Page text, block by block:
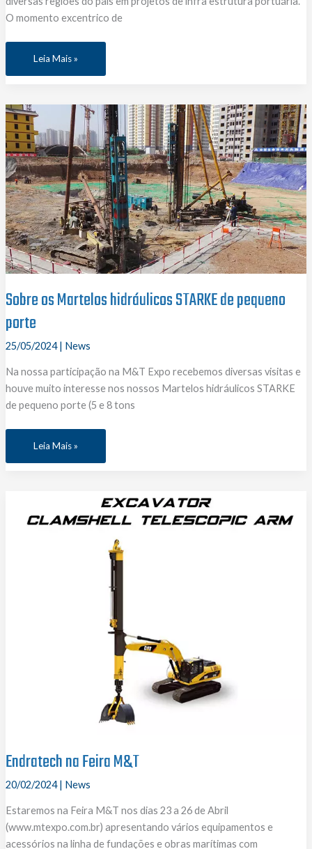
O momento excentrico de
Martelo
OMS,
NF,
operando
em
diversas
regiões
do
país
Leia Mais »
Sobre os Martelos hidráulicos STARKE de pequeno
porte
25/05/2024| News
Na nossa participação na M&T Expo recebemos diversas visitas e
houve muito interesse nos nossos Martelos hidráulicos STARKE
de pequeno porte (5 e 8 tons
Sobre
Martelos
Leia Mais »
Endratech na Feira M&T
20/02/2024| News
Estaremos na Feira M&T nos dias 23 a 26 de Abril
(www.mtexpo.com.br) apresentando vários equipamentos e
acessórios na linha de fundações e obras marítimas com